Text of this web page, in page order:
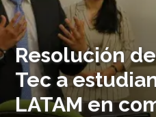
Resolución
Tec a
LATAM en